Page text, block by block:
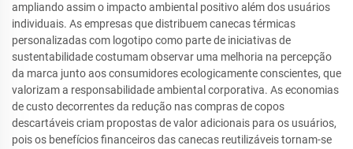
ampliando assim o impacto ambiental positivo além dos usuários
individuais. As empresas que distribuem canecas térmicas
personalizadas com logotipo como parte de iniciativas de
sustentabilidade costumam observar uma melhoria na percepção
da marca junto aos consumidores ecologicamente conscientes, que
valorizam a responsabilidade ambiental corporativa. As economias
de custo decorrentes da redução nas compras de copos
descartáveis criam propostas de valor adicionais para os usuários,
pois os benefícios financeiros das canecas reutilizáveis tornam-se